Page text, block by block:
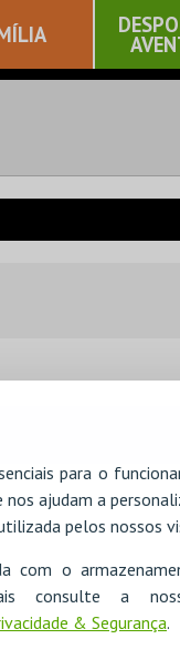
para o
ajudam a
pelos nossos
com o
consulte a
& Segurança.